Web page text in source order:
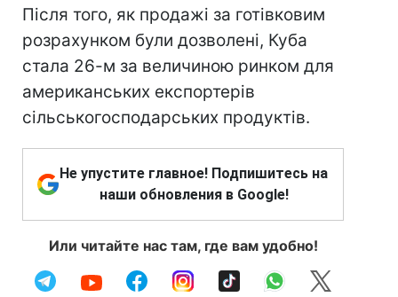
Після того, як продажі за готівковим
розрахунком були дозволені, Куба
стала 26-м за величиною ринком для
американських експортерів
сільськогосподарських продуктів.
Не упустите главное! Подпишитесь на
наши обновления в Google!
Или читайте нас там, где вам удобно!